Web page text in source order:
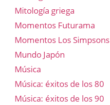
Mitología griega
Momentos Futurama
Momentos Los Simpsons
Mundo Japón
Música
Música: éxitos de los 80
Música: éxitos de los 90